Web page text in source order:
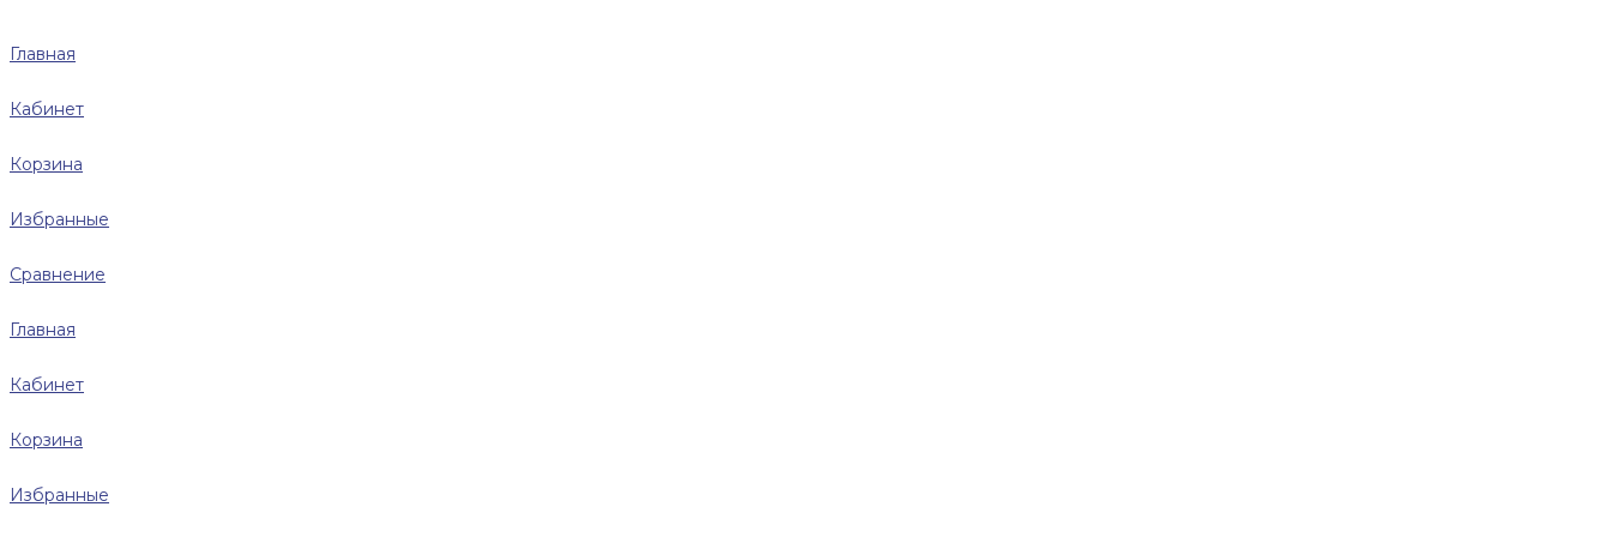
Главная
Кабинет
Корзина
Избранные
Сравнение
Главная
Кабинет
Корзина
Избранные